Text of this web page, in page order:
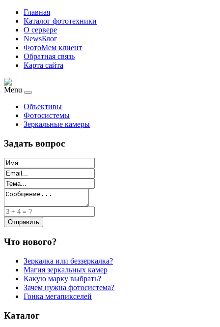
Главная
Каталог фототехники
О сервере
NewsБлог
ФотоМем клиент
Обратная связь
Карта сайта
Menu
Объективы
Фотосистемы
Зеркальные камеры
Задать вопрос
Что нового?
Зеркалка или беззеркалка?
Магия зеркальных камер
Какую марку выбрать?
Зачем нужна фотосистема?
Гонка мегапикселей
Каталог